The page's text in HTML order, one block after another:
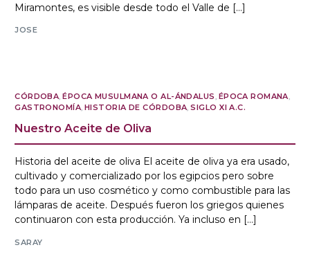
Miramontes, es visible desde todo el Valle de […]
JOSE
CÓRDOBA,ÉPOCA MUSULMANA O AL-ÁNDALUS, ÉPOCA ROMANA,
GASTRONOMÍA,HISTORIA DE CÓRDOBA,SIGLO XI A.C.
Nuestro Aceite de Oliva
Historia del aceite de oliva El aceite de oliva ya era usado,
cultivado y comercializado por los egipcios pero sobre
todo para un uso cosmético y como combustible para las
lámparas de aceite. Después fueron los griegos quienes
continuaron con esta producción. Ya incluso en […]
SARAY